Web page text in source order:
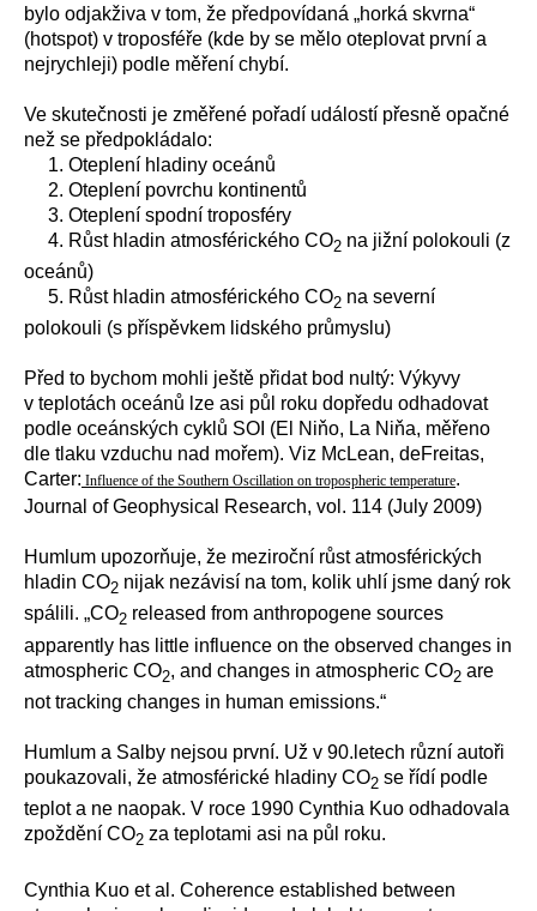
bylo odjakživa v tom, že předpovídaná „horká skvrna“
(hotspot) v troposféře (kde by se mělo oteplovat první a
nejrychleji) podle měření chybí.
Ve skutečnosti je změřené pořadí událostí přesně opačné
než se předpokládalo:
1. Oteplení hladiny oceánů
2. Oteplení povrchu kontinentů
3. Oteplení spodní troposféry
4. Růst hladin atmosférického CO2 na jižní polokouli (z
oceánů)
5. Růst hladin atmosférického CO2 na severní
polokouli (s příspěvkem lidského průmyslu)
Před to bychom mohli ještě přidat bod nultý: Výkyvy
v teplotách oceánů lze asi půl roku dopředu odhadovat
podle oceánských cyklů SOI (El Niňo, La Niňa, měřeno
dle tlaku vzduchu nad mořem). Viz McLean, deFreitas,
Carter: Influence of the Southern Oscillation on tropospheric temperature.
Journal of Geophysical Research, vol. 114 (July 2009)
Humlum upozorňuje, že meziroční růst atmosférických
hladin CO2 nijak nezávisí na tom, kolik uhlí jsme daný rok
spálili. „CO2 released from anthropogene sources
apparently has little influence on the observed changes in
atmospheric CO2, and changes in atmospheric CO2 are
not tracking changes in human emissions.“
Humlum a Salby nejsou první. Už v 90.letech různí autoři
poukazovali, že atmosférické hladiny CO2 se řídí podle
teplot a ne naopak. V roce 1990 Cynthia Kuo odhadovala
zpoždění CO2 za teplotami asi na půl roku.
Cynthia Kuo et al. Coherence established between